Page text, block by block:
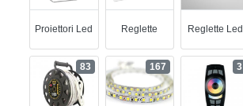
Proiettori Led Reglette Reglette Led
83 167 3